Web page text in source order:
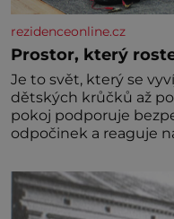
rezidenceonline.cz
Prostor, který
Je to svět, který se
dětských krůčků až
pokoj podporuje
odpočinek a reaguje
jednoduchost,
miminka měl působit
Předškolní věk je